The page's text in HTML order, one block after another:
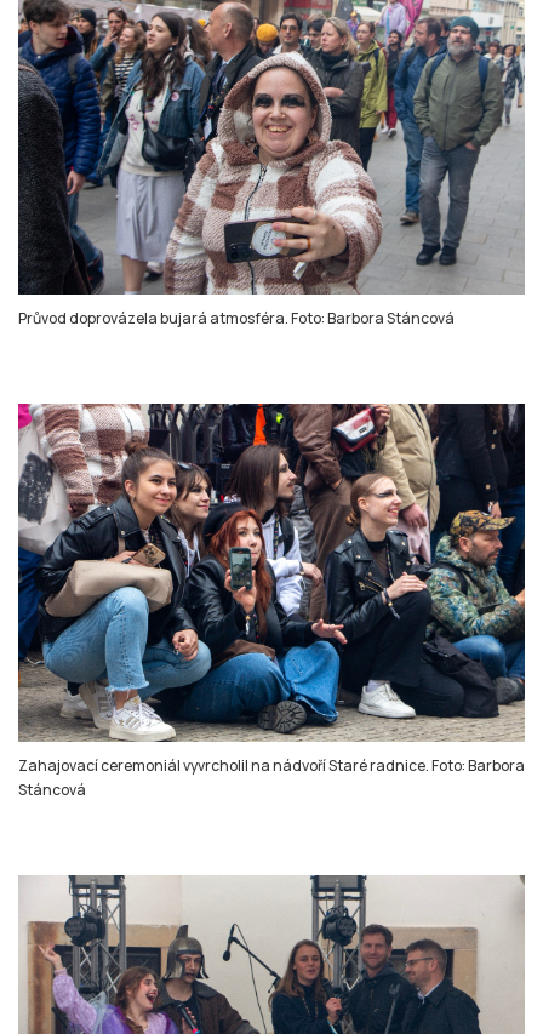
Průvod doprovázela bujará atmosféra. Foto: Barbora Stáncová
Zahajovací ceremoniál vyvrcholil na nádvoří Staré radnice. Foto: Barbora
Stáncová